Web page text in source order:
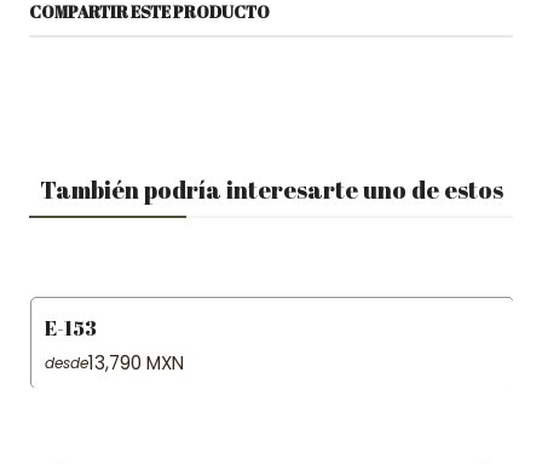
COMPARTIR ESTE PRODUCTO
También podría interesarte uno de estos
E-153
desde13,790 MXN